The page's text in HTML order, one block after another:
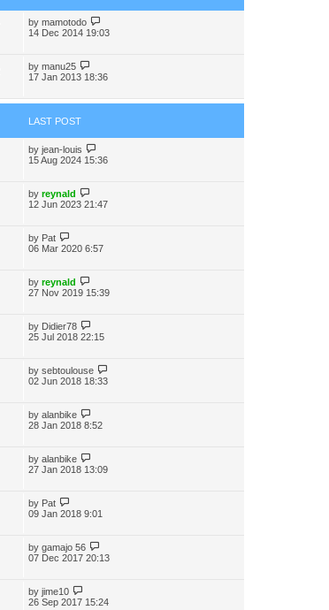
by mamotodo
14 Dec 2014 19:03
by manu25
17 Jan 2013 18:36
LAST POST
by jean-louis
15 Aug 2024 15:36
by reynald
12 Jun 2023 21:47
by Pat
06 Mar 2020 6:57
by reynald
27 Nov 2019 15:39
by Didier78
25 Jul 2018 22:15
by sebtoulouse
02 Jun 2018 18:33
by alanbike
28 Jan 2018 8:52
by alanbike
27 Jan 2018 13:09
by Pat
09 Jan 2018 9:01
by gamajo 56
07 Dec 2017 20:13
by jime10
26 Sep 2017 15:24